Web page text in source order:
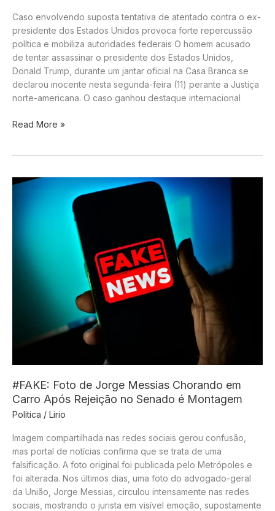
Caso envolvendo suposta tentativa de atentado contra o ex-
presidente dos Estados Unidos provoca forte repercussão
política e mobiliza autoridades federais O homem acusado
de tentar assassinar o presidente dos Estados Unidos,
Donald Trump, durante um jantar oficial na Casa Branca se
declarou inocente nesta segunda-feira (11) perante a Justiça
norte-americana. O caso ganhou destaque internacional
Homem
assassinar
Read More »
#FAKE: Foto de Jorge Messias Chorando em
Carro Após Rejeição no Senado é Montagem
Politica / Lirio
Imagem compartilhada nas redes sociais gerou confusão,
mas portal de notícias confirma que se trata de uma
falsificação. A foto original foi publicada pelo Metrópoles e
foi alterada. Nos últimos dias, uma foto do advogado-geral
da União, Jorge Messias, circulou intensamente nas redes
sociais, mostrando o jurista em visível emoção, supostamente